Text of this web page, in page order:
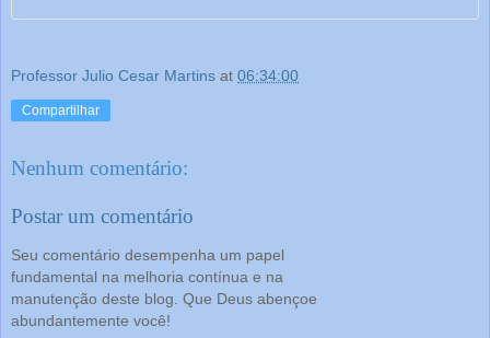
Professor Julio Cesar Martins at 06:34:00
Compartilhar
Nenhum comentário:
Postar um comentário
Seu comentário desempenha um papel
fundamental na melhoria contínua e na
manutenção deste blog. Que Deus abençoe
abundantemente você!